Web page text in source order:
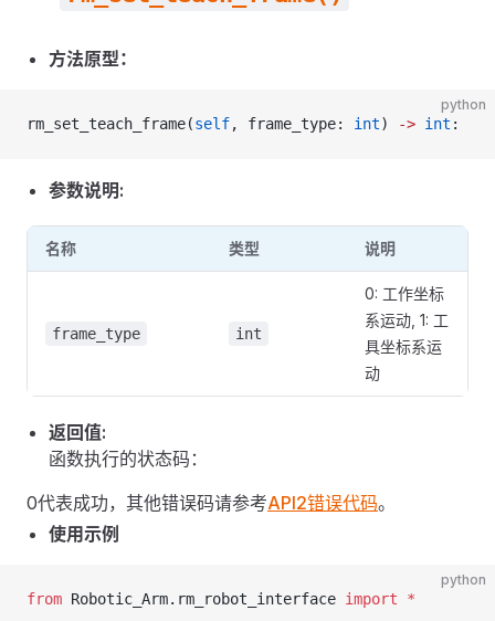
方法原型：
python
rm_set_teach_frame(self, frame_type: int) -> int :
参数说明:
名称 类型 说明
frame_type int
0: 工作坐标
系运动, 1: 工
具坐标系运
动
返回值:
函数执行的状态码：
0代表成功，其他错误码请参考API2错误代码。
使用示例
python
from Robotic_Arm.rm_robot_interface import *